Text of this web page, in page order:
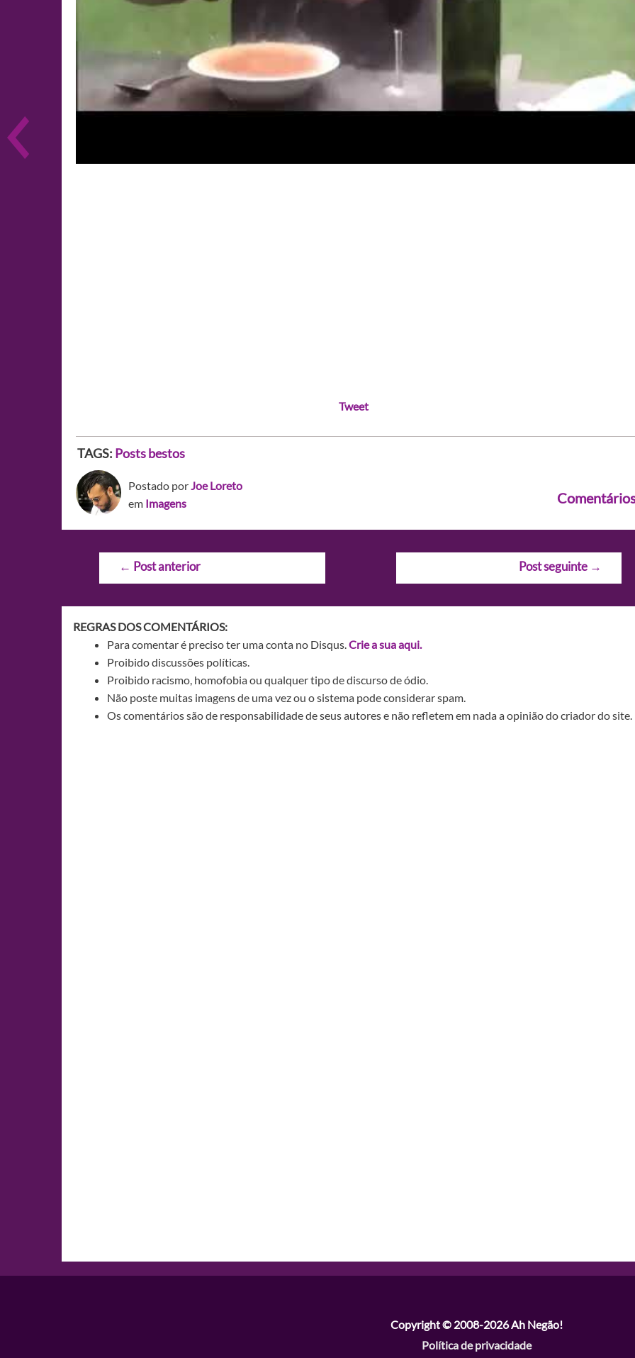
Tweet
TAGS: Posts bestos
Postado porJoe Loreto
em Imagens
Navegação
← Post anterior Post seguinte →
REGRAS DOS COMENTÁRIOS:
Para comentar é preciso ter uma conta no Disqus.Crie a sua aqui.
Proibido discussões políticas.
Proibido racismo, homofobia ou qualquer tipo de discurso de ódio.
Não poste muitas imagens de uma vez ou o sistema pode considerar spam.
Os comentários são de responsabilidade de seus autores e não refletem em nada a opinião do criador do site.
Copyright © 2008-2026Ah Negão!
Política de privacidade